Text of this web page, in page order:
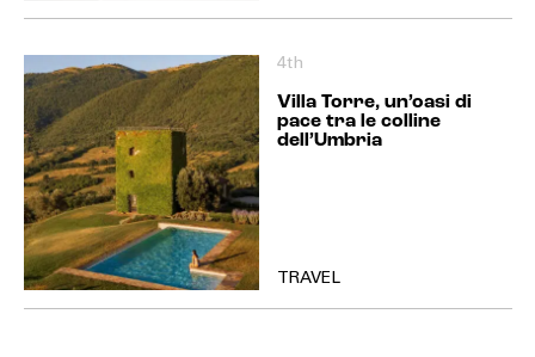
4th
Villa Torre, un’oasi di
pace tra le colline
dell’Umbria
TRAVEL